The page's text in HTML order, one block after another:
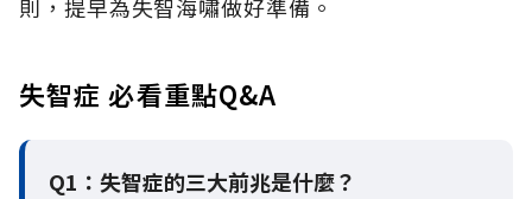
則，提早為失智海嘯做好準備。
失智症 必看重點Q&A
Q1：失智症的三大前兆是什麼？